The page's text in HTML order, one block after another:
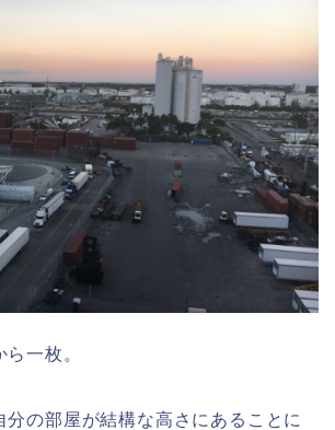
一枚。
分の部屋が結構な高さにあることに